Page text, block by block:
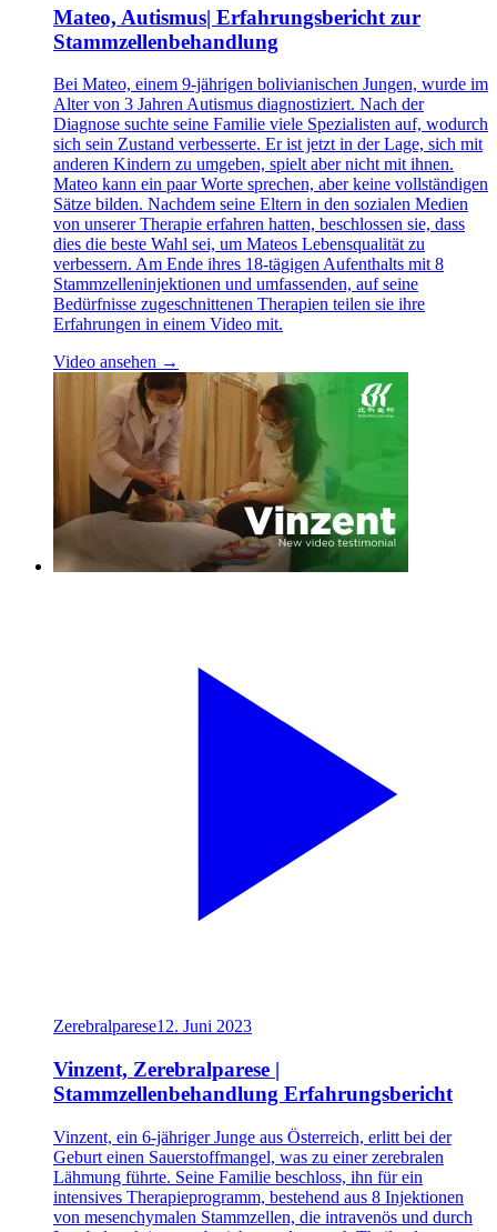
Mateo, Autismus| Erfahrungsbericht zur
Stammzellenbehandlung
Bei Mateo, einem 9-jährigen bolivianischen Jungen, wurde im
Alter von 3 Jahren Autismus diagnostiziert. Nach der
Diagnose suchte seine Familie viele Spezialisten auf, wodurch
sich sein Zustand verbesserte. Er ist jetzt in der Lage, sich mit
anderen Kindern zu umgeben, spielt aber nicht mit ihnen.
Mateo kann ein paar Worte sprechen, aber keine vollständigen
Sätze bilden. Nachdem seine Eltern in den sozialen Medien
von unserer Therapie erfahren hatten, beschlossen sie, dass
dies die beste Wahl sei, um Mateos Lebensqualität zu
verbessern. Am Ende ihres 18-tägigen Aufenthalts mit 8
Stammzelleninjektionen und umfassenden, auf seine
Bedürfnisse zugeschnittenen Therapien teilen sie ihre
Erfahrungen in einem Video mit.
Video ansehen →
Zerebralparese12. Juni 2023
Vinzent, Zerebralparese |
Stammzellenbehandlung Erfahrungsbericht
Vinzent, ein 6-jähriger Junge aus Österreich, erlitt bei der
Geburt einen Sauerstoffmangel, was zu einer zerebralen
Lähmung führte. Seine Familie beschloss, ihn für ein
intensives Therapieprogramm, bestehend aus 8 Injektionen
von mesenchymalen Stammzellen, die intravenös und durch